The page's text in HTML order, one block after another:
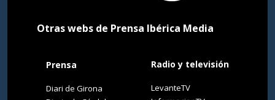
Otras webs de Prensa Ibérica Media
Prensa
Diari de Girona
Radio y televisión
LevanteTV